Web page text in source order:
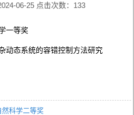
06-25 点击次数： 133
一等奖
动态系统的容错控制方法研究
然科学二等奖